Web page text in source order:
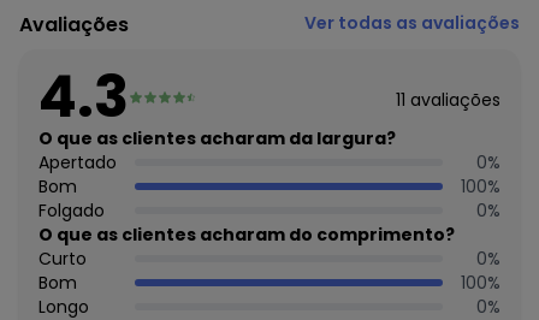
Modelagem: Solta
Decote frente: Ciganinha
Modelo da manga: Bufante
Complemento: Elástico na cintura;Elástico no decote;
Comprimento: Tradicional
Material: Malha de Poliéster
Estação: Ano Inteiro
Situação de Uso: Festa
Composição Material: 100% Poliéster
Histórico de preços
Avaliações Ver todas as avaliações
4.3 11 avaliações
O que as clientes acharam da largura?
Apertado
0%
Bom
100%
Folgado
0%
O que as clientes acharam do comprimento?
Curto
0%
Bom
100%
Longo
0%